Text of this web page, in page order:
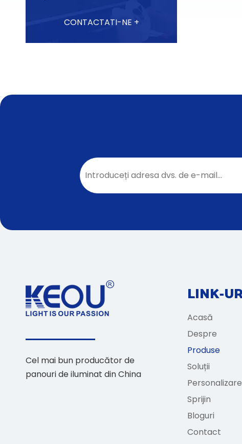
CONTACTATI-NE +
Cel mai bun producător de
panouri de iluminat din China
LINK-
Acasă
Despre
Produse
Soluții
Personalizare
Sprijin
Bloguri
Contact